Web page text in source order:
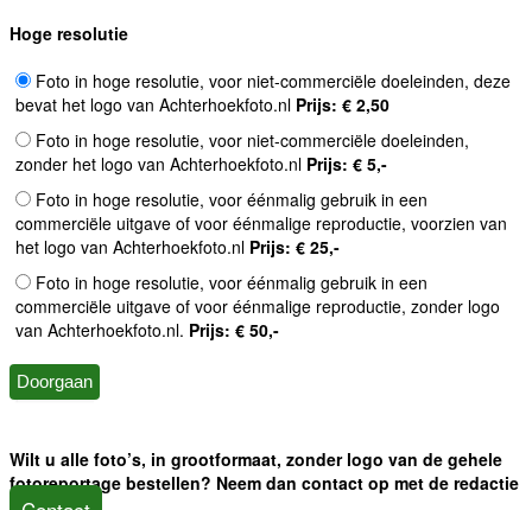
Hoge resolutie
Foto in hoge resolutie, voor niet-commerciële doeleinden, deze
bevat het logo van Achterhoekfoto.nl Prijs: € 2,50
Foto in hoge resolutie, voor niet-commerciële doeleinden,
zonder het logo van Achterhoekfoto.nl Prijs: € 5,-
Foto in hoge resolutie, voor éénmalig gebruik in een
commerciële uitgave of voor éénmalige reproductie, voorzien van
het logo van Achterhoekfoto.nl Prijs: € 25,-
Foto in hoge resolutie, voor éénmalig gebruik in een
commerciële uitgave of voor éénmalige reproductie, zonder logo
van Achterhoekfoto.nl. Prijs: € 50,-
Wilt u alle foto’s, in grootformaat, zonder logo van de gehele
fotoreportage bestellen? Neem dan contact op met de redactie